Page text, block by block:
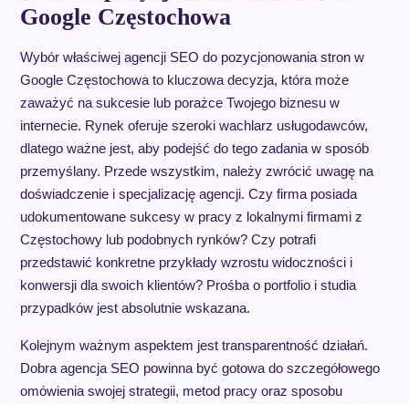
Google Częstochowa
Wybór właściwej agencji SEO do pozycjonowania stron w
Google Częstochowa to kluczowa decyzja, która może
zaważyć na sukcesie lub porażce Twojego biznesu w
internecie. Rynek oferuje szeroki wachlarz usługodawców,
dlatego ważne jest, aby podejść do tego zadania w sposób
przemyślany. Przede wszystkim, należy zwrócić uwagę na
doświadczenie i specjalizację agencji. Czy firma posiada
udokumentowane sukcesy w pracy z lokalnymi firmami z
Częstochowy lub podobnych rynków? Czy potrafi
przedstawić konkretne przykłady wzrostu widoczności i
konwersji dla swoich klientów? Prośba o portfolio i studia
przypadków jest absolutnie wskazana.
Kolejnym ważnym aspektem jest transparentność działań.
Dobra agencja SEO powinna być gotowa do szczegółowego
omówienia swojej strategii, metod pracy oraz sposobu